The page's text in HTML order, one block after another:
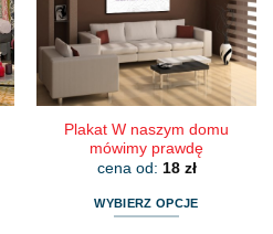
wybrać
na
stronie
produktu
Plakat W naszym domu
mówimy prawdę
cena od: 18 zł
WYBIERZ OPCJE